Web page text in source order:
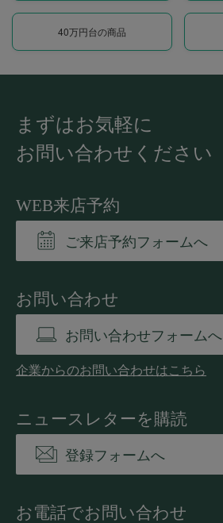
40万円台の商品
まずはお気軽に
お問い合わせください
WEB来店予約
ご来店予約フォームへ
お問い合わせ
お問い合わせフォームへ
企業からのお問い合わせはこちら
ニュースレターを購読
登録フォームへ
お電話でお問い合わせ